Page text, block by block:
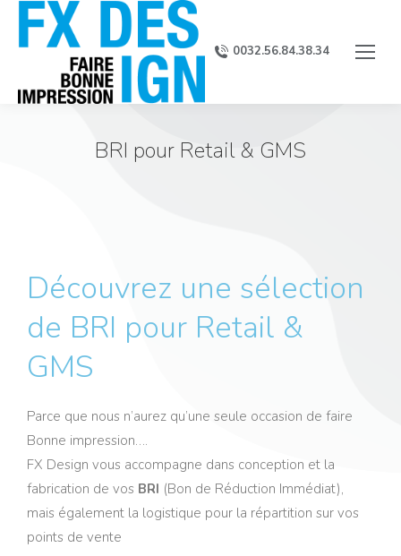
0032.56.84.38.34
BRI pour Retail & GMS
Découvrez une sélection
de BRI pour Retail &
GMS
Parce que nous n’aurez qu’une seule occasion de faire
Bonne impression….
FX Design vous accompagne dans conception et la
fabrication de vos BRI (Bon de Réduction Immédiat),
mais également la logistique pour la répartition sur vos
points de vente